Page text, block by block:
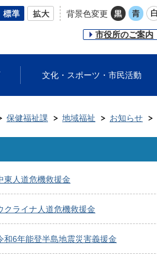
背景色変更
市役所のご案内
文化・スポーツ・市民活動
保健福祉課 地域福祉 お知らせ
東人道危機救援金
クライナ人道危機救援金
和6年能登半島地震災害義援金